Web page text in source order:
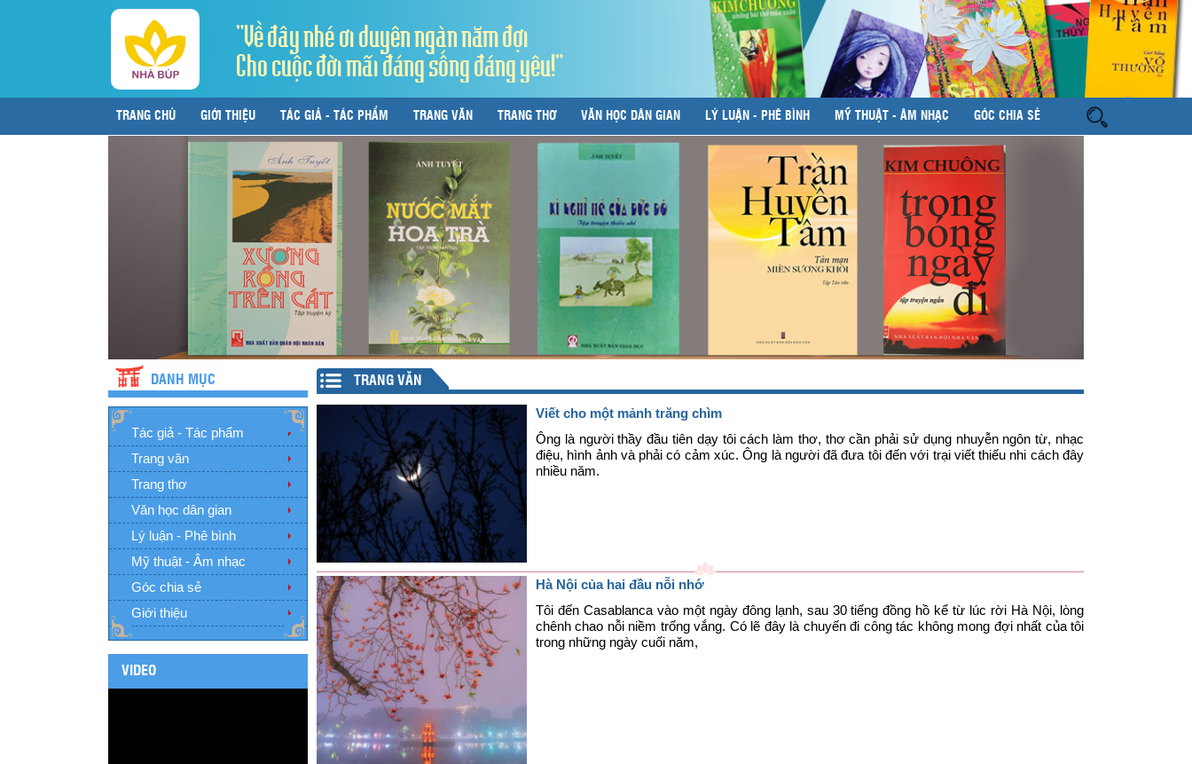
"Về đây nhé ơi duyên ngàn năm đợi
Cho cuộc đời mãi đáng sống đáng yêu!"
TRANG CHỦ GIỚI THIỆU TÁC GIẢ - TÁC PHẨM TRANG VĂN TRANG THƠ VĂN HỌC DÂN GIAN LÝ LUẬN - PHÊ BÌNH MỸ THUẬT - ÂM NHẠC GÓC CHIA SẺ
DANH MỤC
Tác giả - Tác phẩm
Trang văn
Trang thơ
Văn học dân gian
Lý luận - Phê bình
Mỹ thuật - Âm nhạc
Góc chia sẻ
Giới thiệu
VIDEO
TRANG VĂN
Viết cho một mảnh trăng chìm
Ông là người thầy đầu tiên dạy tôi cách làm thơ, thơ cần phải sử dụng nhuyễn ngôn từ, nhạc
điệu, hình ảnh và phải có cảm xúc. Ông là người đã đưa tôi đến với trại viết thiếu nhi cách đây
nhiều năm.
Hà Nội của hai đầu nỗi nhớ
Tôi đến Casablanca vào một ngày đông lạnh, sau 30 tiếng đồng hồ kể từ lúc rời Hà Nội, lòng
chênh chao nỗi niềm trống vắng. Có lẽ đây là chuyến đi công tác không mong đợi nhất của tôi
trong những ngày cuối năm,